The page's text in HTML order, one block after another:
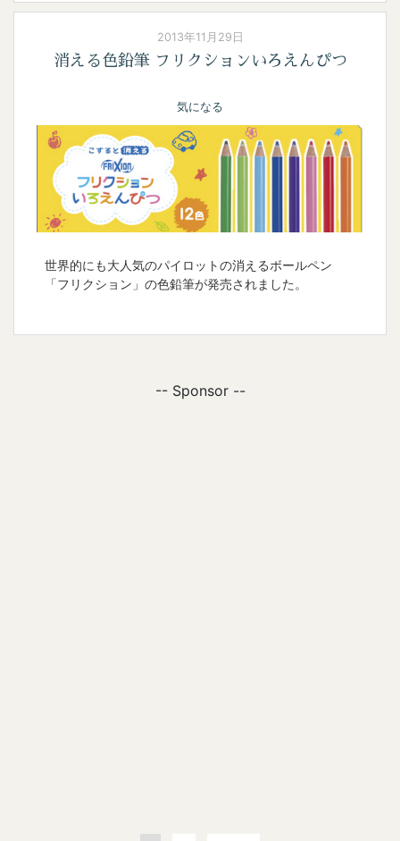
2013年11月29日
消える色鉛筆 フリクションいろえんぴつ
気になる
世界的にも大人気のパイロットの消えるボールペン
「フリクション」の色鉛筆が発売されました。
-- Sponsor --